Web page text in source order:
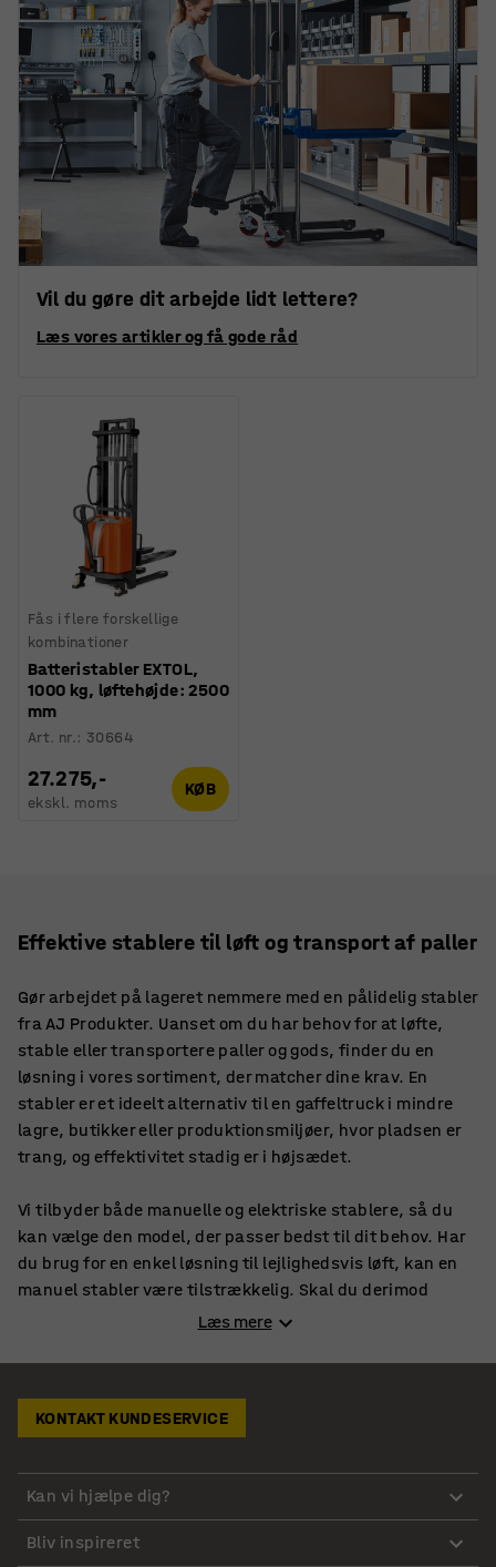
Vil du gøre dit arbejde lidt lettere?
Læs vores artikler og få gode råd
Fås i flere forskellige
kombinationer
Batteristabler EXTOL,
1000 kg, løftehøjde: 2500
mm
Art. nr.: 30664
27.275,-
ekskl. moms
KØB
Effektive stablere til løft og transport af paller
Gør arbejdet på lageret nemmere med en pålidelig stabler
fra AJ Produkter. Uanset om du har behov for at løfte,
stable eller transportere paller og gods, finder du en
løsning i vores sortiment, der matcher dine krav. En
stabler er et ideelt alternativ til en gaffeltruck i mindre
lagre, butikker eller produktionsmiljøer, hvor pladsen er
trang, og effektivitet stadig er i højsædet.
Vi tilbyder både manuelle og elektriske stablere, så du
kan vælge den model, der passer bedst til dit behov. Har
du brug for en enkel løsning til lejlighedsvis løft, kan en
manuel stabler være tilstrækkelig. Skal du derimod
håndtere mange løft dagligt, vil en elektrisk stabler være
Gør tunge løft lettere og mere sikre
sikkerhed i det daglige arbejde. De er udstyret med
robuste gafler og stærke løftesystemer, der nemt kan
også justerbar gaffelbredde og løftehøjde, hvilket giver
Læs mere
KONTAKT KUNDESERVICE
Kan vi hjælpe dig?
Bliv inspireret